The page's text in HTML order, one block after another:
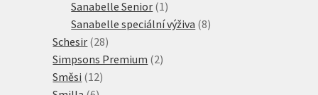
produkt
Sanabelle Senior 1 1
produkt
Sanabelle speciální výživa 88
Schesir 2828
produktů
Simpsons Premium 22
Směsi 1212